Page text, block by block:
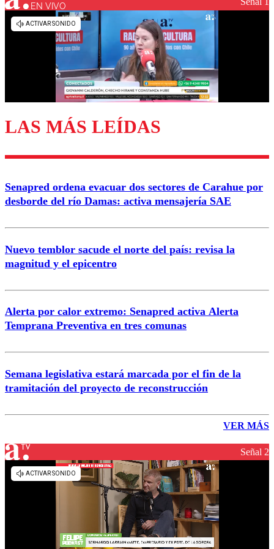
EN VIVO
LAS MÁS LEÍDAS
Senapred ordena evacuar dos sectores de Carahue por
desborde del río Damas: activa mensajería SAE
Nuevo temblor sacude el norte del país: revisa la
magnitud y el epicentro
Alerta por calor extremo: Senapred activa Alerta
Temprana Preventiva en tres comunas
Semana legislativa estará marcada por el fin de la
tramitación del proyecto de reconstrucción
VER MÁS
Señal 2